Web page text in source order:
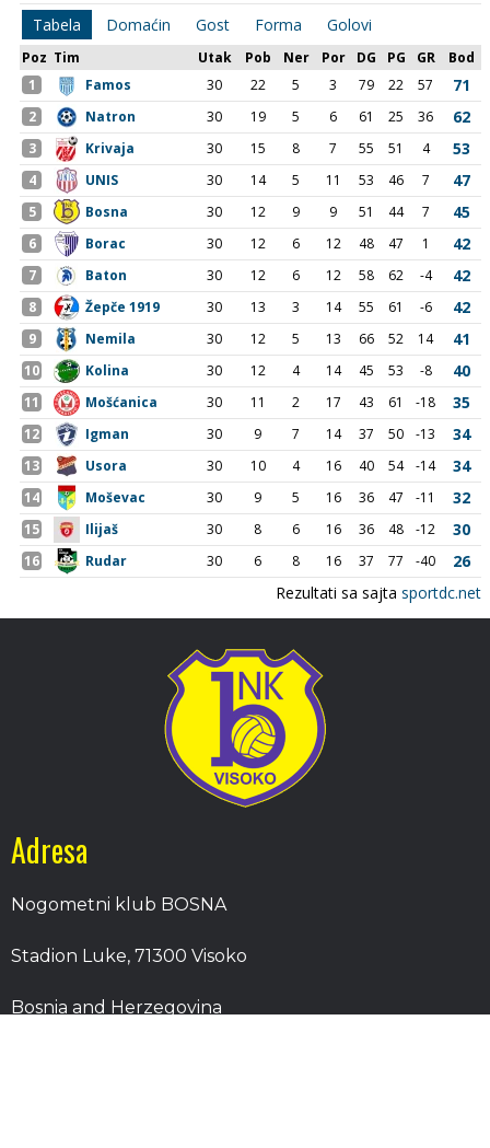
Adresa
Nogometni klub BOSNA
Stadion Luke, 71300 Visoko
Bosnia and Herzegovina